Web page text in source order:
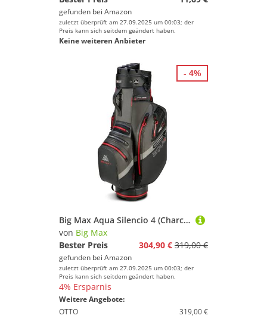
gefunden bei Amazon
zuletzt überprüft am 27.09.2025 um 00:03; der
Preis kann sich seitdem geändert haben.
Keine weiteren Anbieter
Big Max Aqua Silencio 4 (Charcoal/Black/Red) Cartbag - Wasserabweisende Golftasche
von Big Max
Bester Preis
304,90 € 319,00 €
gefunden bei Amazon
zuletzt überprüft am 27.09.2025 um 00:03; der
Preis kann sich seitdem geändert haben.
4% Ersparnis
Weitere Angebote:
OTTO
319,00 €
- 4%